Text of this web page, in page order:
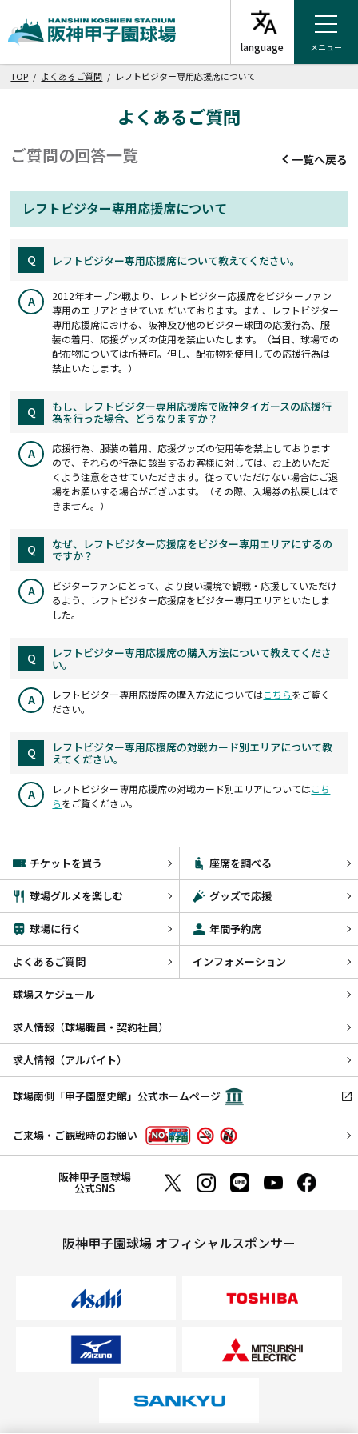
メニュー
TOP / よくあるご質問 / レフトビジター専用応援席について
よくあるご質問
ご質問の回答一覧 一覧へ戻る
レフトビジター専用応援席について
Q レフトビジター専用応援席について教えてください。
A
2012年オープン戦より、レフトビジター応援席をビジターファン
専用のエリアとさせていただいております。また、レフトビジター
専用応援席における、阪神及び他のビジター球団の応援行為、服
装の着用、応援グッズの使用を禁止いたします。（当日、球場での
配布物については所持可。但し、配布物を使用しての応援行為は
禁止いたします。）
Q もし、レフトビジター専用応援席で阪神タイガースの応援行
為を行った場合、どうなりますか？
A
応援行為、服装の着用、応援グッズの使用等を禁止しております
ので、それらの行為に該当するお客様に対しては、お止めいただ
くよう注意をさせていただきます。従っていただけない場合はご退
場をお願いする場合がございます。（その際、入場券の払戻しはで
きません。）
Q なぜ、レフトビジター応援席をビジター専用エリアにするの
ですか？
A
ビジターファンにとって、より良い環境で観戦・応援していただけ
るよう、レフトビジター応援席をビジター専用エリアといたしま
した。
Q レフトビジター専用応援席の購入方法について教えてくださ
い。
A レフトビジター専用応援席の購入方法についてはこちらをご覧く
ださい。
Q レフトビジター専用応援席の対戦カード別エリアについて教
えてください。
A レフトビジター専用応援席の対戦カード別エリアについてはこち
らをご覧ください。
チケットを買う 座席を調べる
球場グルメを楽しむ グッズで応援
球場に行く 年間予約席
よくあるご質問 インフォメーション
球場スケジュール
求人情報（球場職員・契約社員）
求人情報（アルバイト）
球場南側「甲子園歴史館」公式ホームページ
ご来場・ご観戦時のお願い
阪神甲子園球場
公式SNS
阪神甲子園球場 オフィシャルスポンサー